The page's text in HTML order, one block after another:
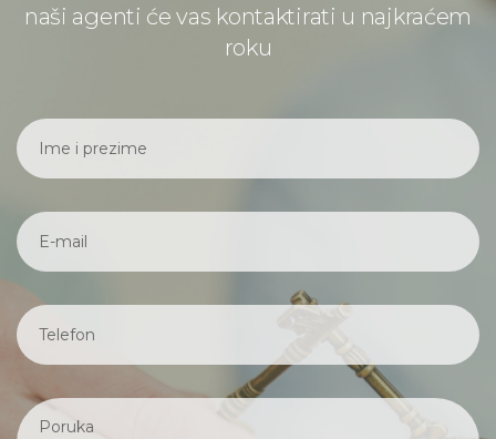
naši agenti će vas kontaktirati u najkraćem
roku